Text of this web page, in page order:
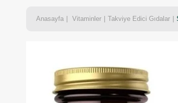
Anasayfa Vitaminler Takviye Edici Gıdalar